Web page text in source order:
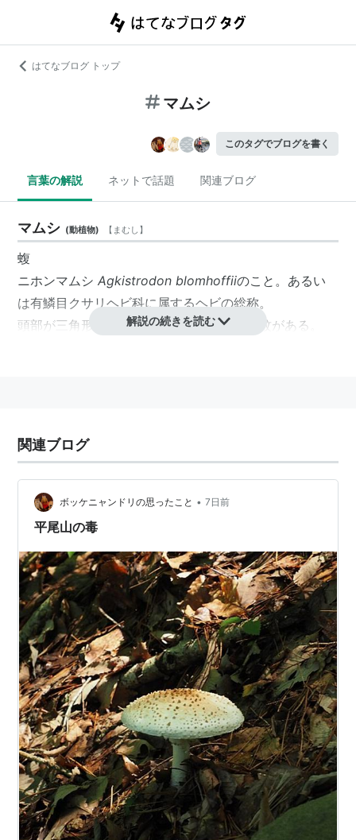
はてなブログ トップ
マムシ
このタグでブログを書く
言葉の解説 ネットで話題 関連ブログ
マムシ (動植物) 【 まむし 】
蝮
ニホンマムシAgkistrodon blomhoffiiのこと。あるい
は有鱗目クサリヘビ科に属するヘビの総称。
頭部が三角形の毒蛇。褐色の肌を持ち、斑紋がある。
解説の続きを読む
関連ブログ
ボッケニャンドリの思ったこと • 7日前
平尾山の毒